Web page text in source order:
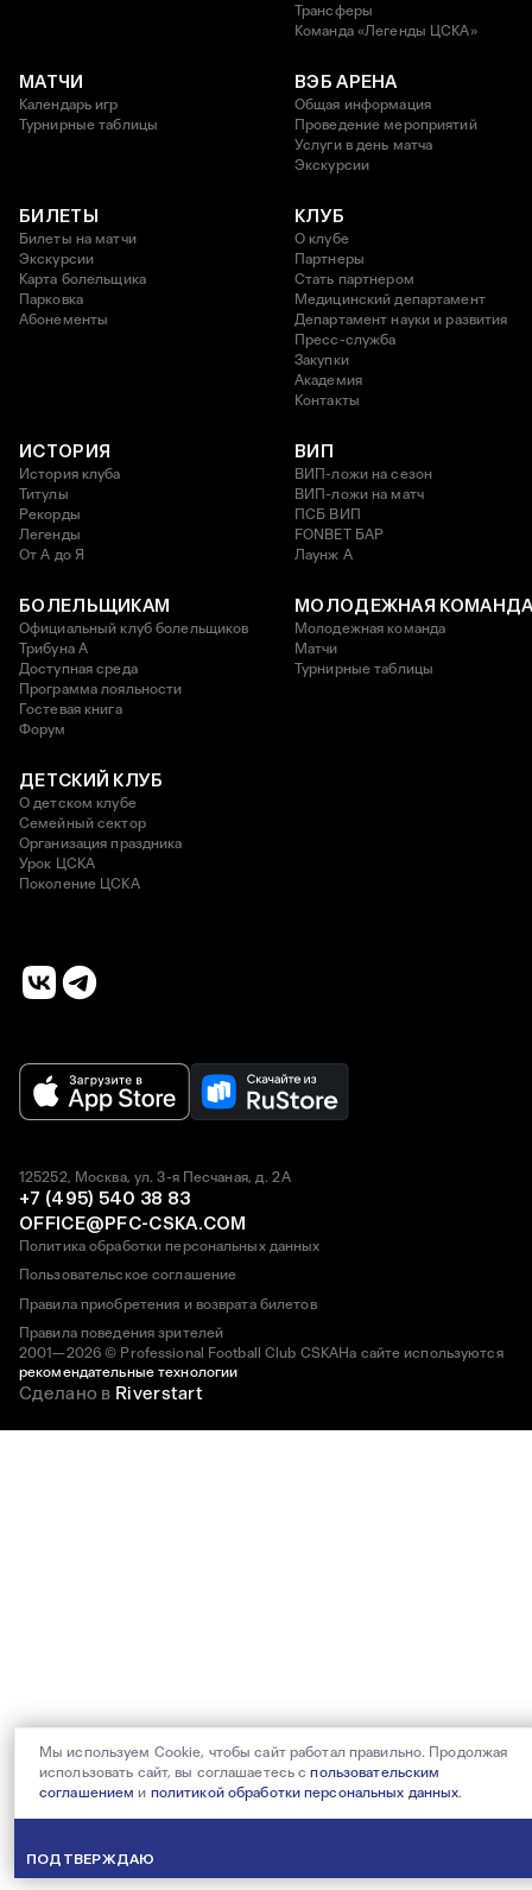
Трансферы
Команда «Легенды ЦСКА»
МАТЧИ
Календарь игр
Турнирные таблицы
ВЭБ АРЕНА
Общая информация
Проведение мероприятий
Услуги в день матча
Экскурсии
БИЛЕТЫ
Билеты на матчи
Экскурсии
Карта болельщика
Парковка
Абонементы
КЛУБ
О клубе
Партнеры
Стать партнером
Медицинский департамент
Департамент науки и развития
Пресс-служба
Закупки
Академия
Контакты
ИСТОРИЯ
История клуба
Титулы
Рекорды
Легенды
От А до Я
ВИП
ВИП-ложи на сезон
ВИП-ложи на матч
ПСБ ВИП
FONBET БАР
Лаунж A
БОЛЕЛЬЩИКАМ
Официальный клуб болельщиков
Трибуна А
Доступная среда
Программа лояльности
Гостевая книга
Форум
МОЛОДЕЖНАЯ
Молодежная команда
Матчи
Турнирные таблицы
ДЕТСКИЙ КЛУБ
О детском клубе
Семейный сектор
Организация праздника
Урок ЦСКА
Поколение ЦСКА
2001—2026 © Professional Football Club CSKAНа сайте используются
рекомендательные технологии
125252, Москва, ул. 3-я Песчаная, д. 2А
+7 (495) 540 38 83
OFFICE@PFC-CSKA.COM
Политика обработки персональных данных
Пользовательское соглашение
Правила приобретения и возврата билетов
Правила поведения зрителей
Сделано в Riverstart
Мы используем Cookie, чтобы сайт работал правильно. Продолжая
использовать сайт, вы соглашаетесь спользовательским
соглашением и политикой обработки персональных данных.
ПОДТВЕРЖДАЮ